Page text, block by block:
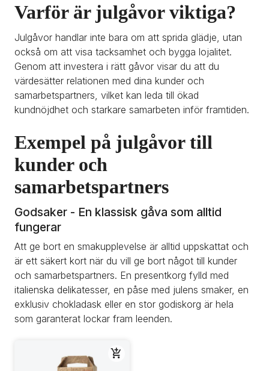
Varför är julgåvor viktiga?
Julgåvor handlar inte bara om att sprida glädje, utan
också om att visa tacksamhet och bygga lojalitet.
Genom att investera i rätt gåvor visar du att du
värdesätter relationen med dina kunder och
samarbetspartners, vilket kan leda till ökad
kundnöjdhet och starkare samarbeten inför framtiden.
Exempel på julgåvor till
kunder och
samarbetspartners
Godsaker - En klassisk gåva som alltid
fungerar
Att ge bort en smakupplevelse är alltid uppskattat och
är ett säkert kort när du vill ge bort något till kunder
och samarbetspartners. En presentkorg fylld med
italienska delikatesser, en påse med julens smaker, en
exklusiv chokladask eller en stor godiskorg är hela
som garanterat lockar fram leenden.
Köp